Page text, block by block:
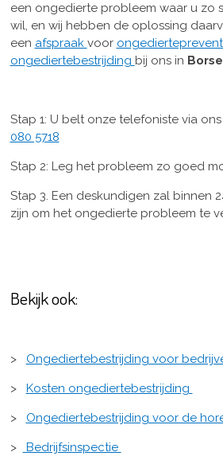
een ongedierte probleem waar u zo
wil, en wij hebben de oplossing
een afspraak voor
ongediertebestrijding bij ons in
Stap 1: U belt onze telefoniste via
080 5718
Stap 2: Leg het probleem zo goed
Stap 3. Een deskundigen zal binnen
zijn om het ongedierte probleem te
Bekijk ook:
> Ongediertebestrijding voor
> Kosten ongediertebestrijding
> Ongediertebestrijding voor de
> Bedrijfsinspectie